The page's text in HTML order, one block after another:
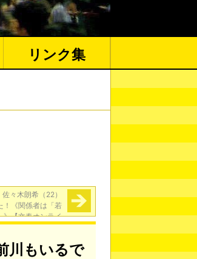
リンク集
々木朗希（22）
！《関係者は「若
》【文春オンライ
ン】→
川もいるで